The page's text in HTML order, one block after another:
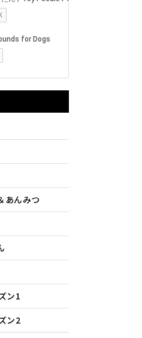
あんみつ
ン1
ン2